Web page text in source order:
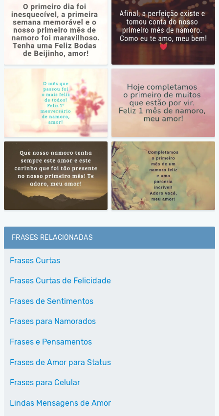
FRASES RELACIONADAS
Frases Curtas
Frases Curtas de Felicidade
Frases de Sentimentos
Frases para Namorados
Frases e Pensamentos
Frases de Amor para Status
Frases para Celular
Lindas Mensagens de Amor